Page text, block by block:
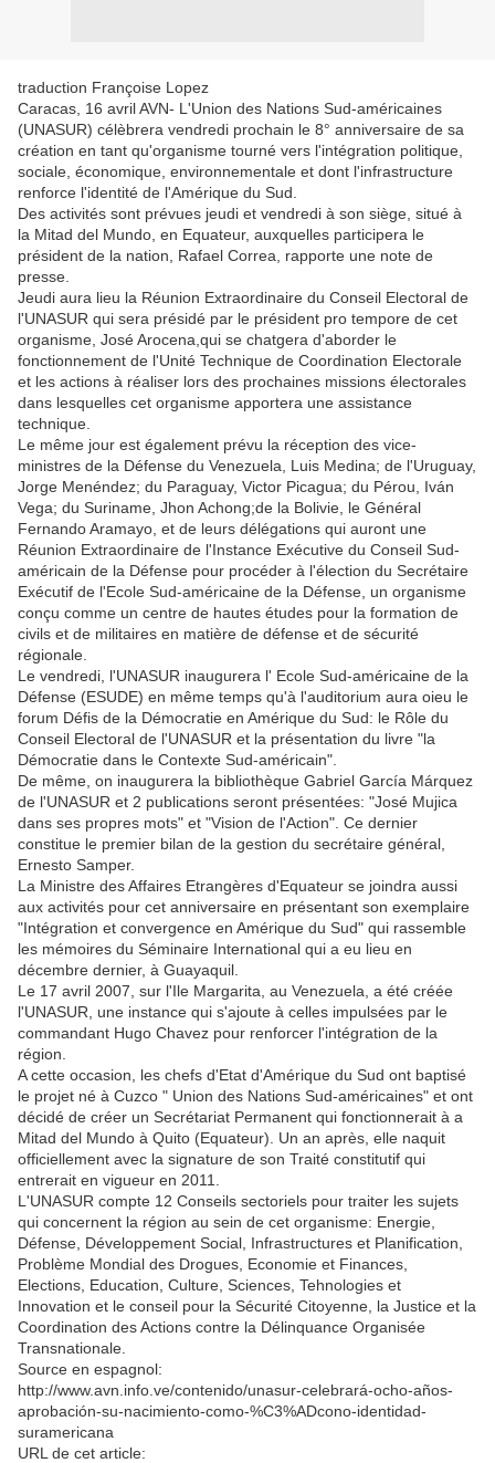
traduction Françoise Lopez
Caracas, 16 avril AVN- L'Union des Nations Sud-américaines
(UNASUR) célèbrera vendredi prochain le 8° anniversaire de sa
création en tant qu'organisme tourné vers l'intégration politique,
sociale, économique, environnementale et dont l'infrastructure
renforce l'identité de l'Amérique du Sud.
Des activités sont prévues jeudi et vendredi à son siège, situé à
la Mitad del Mundo, en Equateur, auxquelles participera le
président de la nation, Rafael Correa, rapporte une note de
presse.
Jeudi aura lieu la Réunion Extraordinaire du Conseil Electoral de
l'UNASUR qui sera présidé par le président pro tempore de cet
organisme, José Arocena,qui se chatgera d'aborder le
fonctionnement de l'Unité Technique de Coordination Electorale
et les actions à réaliser lors des prochaines missions électorales
dans lesquelles cet organisme apportera une assistance
technique.
Le même jour est également prévu la réception des vice-
ministres de la Défense du Venezuela, Luis Medina; de l'Uruguay,
Jorge Menéndez; du Paraguay, Victor Picagua; du Pérou, Iván
Vega; du Suriname, Jhon Achong;de la Bolivie, le Général
Fernando Aramayo, et de leurs délégations qui auront une
Réunion Extraordinaire de l'Instance Exécutive du Conseil Sud-
américain de la Défense pour procéder à l'élection du Secrétaire
Exécutif de l'Ecole Sud-américaine de la Défense, un organisme
conçu comme un centre de hautes études pour la formation de
civils et de militaires en matière de défense et de sécurité
régionale.
Le vendredi, l'UNASUR inaugurera l' Ecole Sud-américaine de la
Défense (ESUDE) en même temps qu'à l'auditorium aura oieu le
forum Défis de la Démocratie en Amérique du Sud: le Rôle du
Conseil Electoral de l'UNASUR et la présentation du livre "la
Démocratie dans le Contexte Sud-américain".
De même, on inaugurera la bibliothèque Gabriel García Márquez
de l'UNASUR et 2 publications seront présentées: "José Mujica
dans ses propres mots" et "Vision de l'Action". Ce dernier
constitue le premier bilan de la gestion du secrétaire général,
Ernesto Samper.
La Ministre des Affaires Etrangères d'Equateur se joindra aussi
aux activités pour cet anniversaire en présentant son exemplaire
"Intégration et convergence en Amérique du Sud" qui rassemble
les mémoires du Séminaire International qui a eu lieu en
décembre dernier, à Guayaquil.
Le 17 avril 2007, sur l'Ile Margarita, au Venezuela, a été créée
l'UNASUR, une instance qui s'ajoute à celles impulsées par le
commandant Hugo Chavez pour renforcer l'intégration de la
région.
A cette occasion, les chefs d'Etat d'Amérique du Sud ont baptisé
le projet né à Cuzco " Union des Nations Sud-américaines" et ont
décidé de créer un Secrétariat Permanent qui fonctionnerait à a
Mitad del Mundo à Quito (Equateur). Un an après, elle naquit
officiellement avec la signature de son Traité constitutif qui
entrerait en vigueur en 2011.
L'UNASUR compte 12 Conseils sectoriels pour traiter les sujets
qui concernent la région au sein de cet organisme: Energie,
Défense, Développement Social, Infrastructures et Planification,
Problème Mondial des Drogues, Economie et Finances,
Elections, Education, Culture, Sciences, Tehnologies et
Innovation et le conseil pour la Sécurité Citoyenne, la Justice et la
Coordination des Actions contre la Délinquance Organisée
Transnationale.
Source en espagnol:
http://www.avn.info.ve/contenido/unasur-celebrará-ocho-años-
aprobación-su-nacimiento-como-%C3%ADcono-identidad-
suramericana
URL de cet article: